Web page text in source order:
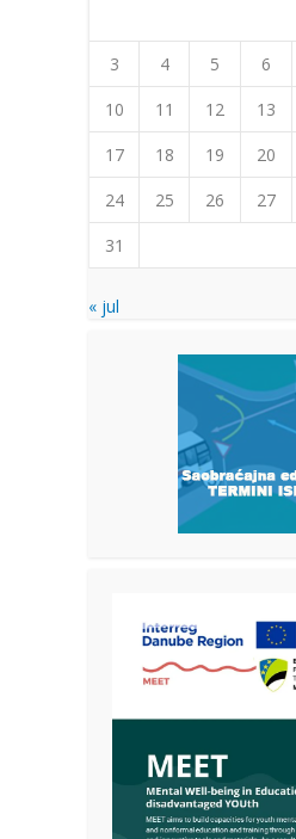
3
4 5 6
10
11 12 13
17
18 19 20
24
25 26 27
31
« jul